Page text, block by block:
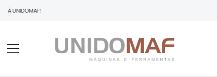
À UNIDOMAF!